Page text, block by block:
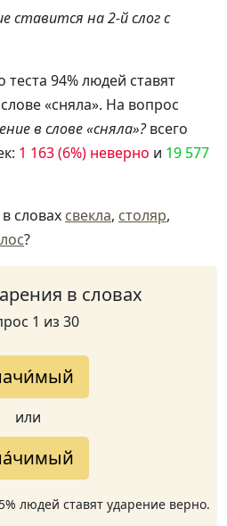
ставится на 2-й слог с
94% людей ставят
«сняла». На вопрос
в слове «сняла»?всего
1 163 (6%) неверно и 19 577
словах свекла, столяр,
?
в словах
1 из 30
или
людей ставят ударение верно.